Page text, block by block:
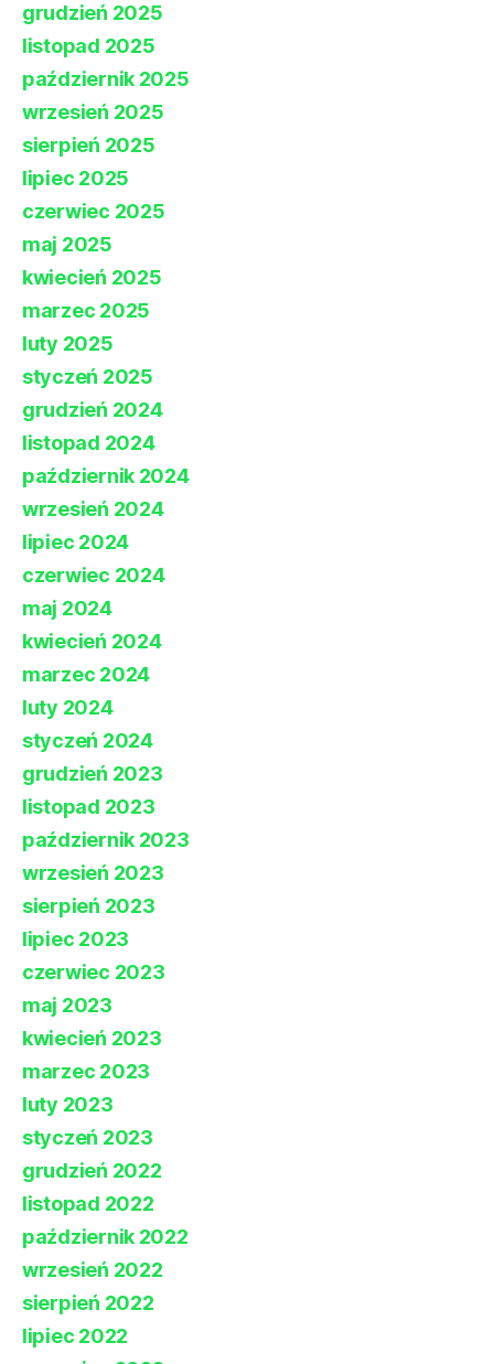
grudzień 2025
listopad 2025
październik 2025
wrzesień 2025
sierpień 2025
lipiec 2025
czerwiec 2025
maj 2025
kwiecień 2025
marzec 2025
luty 2025
styczeń 2025
grudzień 2024
listopad 2024
październik 2024
wrzesień 2024
lipiec 2024
czerwiec 2024
maj 2024
kwiecień 2024
marzec 2024
luty 2024
styczeń 2024
grudzień 2023
listopad 2023
październik 2023
wrzesień 2023
sierpień 2023
lipiec 2023
czerwiec 2023
maj 2023
kwiecień 2023
marzec 2023
luty 2023
styczeń 2023
grudzień 2022
listopad 2022
październik 2022
wrzesień 2022
sierpień 2022
lipiec 2022